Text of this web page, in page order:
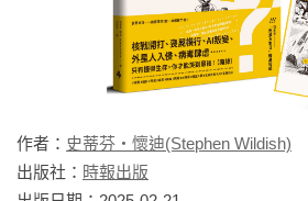
作者： 史蒂芬‧懷迪(Stephen Wildish)
出版社： 時報出版